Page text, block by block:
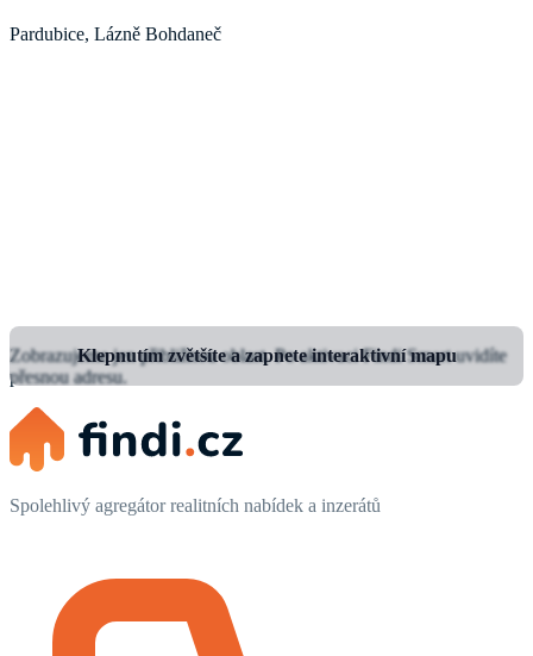
Pardubice, Lázně Bohdaneč
Klepnutím zvětšíte a zapnete interaktivní mapu
Zobrazujeme jen přibližnou oblast.Po aktivaci Findi Smart uvidíte
přesnou adresu.
Spolehlivý agregátor realitních nabídek a inzerátů